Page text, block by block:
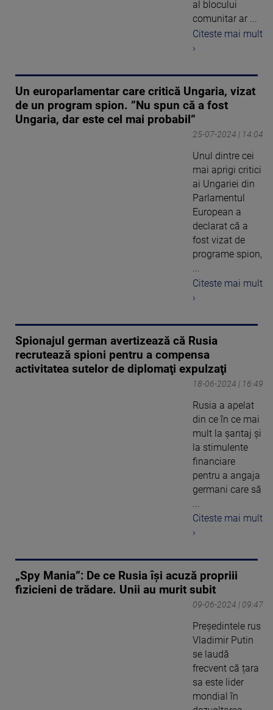
al blocului
comunitar ar ...
Citeste mai mult
›
Un europarlamentar care critică Ungaria, vizat
de un program spion. ”Nu spun că a fost
Ungaria, dar este cel mai probabil”
25-07-2024 | 14:04
Unul dintre cei
mai aprigi critici
ai Ungariei din
Parlamentul
European a
declarat că a
fost vizat de
programe spion,
...
Citeste mai mult
›
Spionajul german avertizează că Rusia
recrutează spioni pentru a compensa
activitatea sutelor de diplomaţi expulzaţi
18-06-2024 | 16:49
Rusia a apelat
din ce în ce mai
mult la şantaj şi
la stimulente
financiare
pentru a angaja
germani care să
Citeste mai mult
›
„Spy Mania”: De ce Rusia își acuză propriii
fizicieni de trădare. Unii au murit subit
09-06-2024 | 09:47
Președintele rus
Vladimir Putin
se laudă
frecvent că țara
sa este lider
mondial în